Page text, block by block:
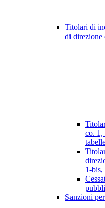
Titolari di
di direzione
co. 1,
1-
Sanzioni